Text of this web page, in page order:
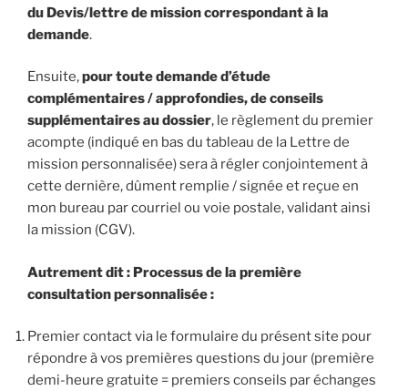
du Devis/lettre de mission correspondant à la
demande.
Ensuite,pour toute demande d’étude
complémentaires / approfondies, de conseils
supplémentaires au dossier, le règlement du premier
acompte (indiqué en bas du tableau de la Lettre de
mission personnalisée) sera à régler conjointement à
cette dernière, dûment remplie / signée et reçue en
mon bureau par courriel ou voie postale, validant ainsi
la mission (CGV).
Autrement dit : Processus de la première
consultation personnalisée :
Premier contact via le formulaire du présent site pour
répondre à vos premières questions du jour (première
demi-heure gratuite = premiers conseils par échanges